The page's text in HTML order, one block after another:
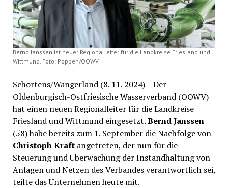
Bernd Janssen ist neuer Regionalleiter für die Landkreise Friesland und
Wittmund. Foto: Poppen/OOWV
Schortens/Wangerland (8. 11. 2024) – Der
Oldenburgisch-Ostfriesische Wasserverband (OOWV)
hat einen neuen Regionalleiter für die Landkreise
Friesland und Wittmund eingesetzt.Bernd Janssen
(58) habe bereits zum 1. September die Nachfolge von
Christoph Kraft angetreten, der nun für die
Steuerung und Überwachung der Instandhaltung von
Anlagen und Netzen des Verbandes verantwortlich sei,
teilte das Unternehmen heute mit.